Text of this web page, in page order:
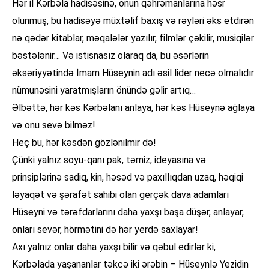
Hər il Kərbəla hadisəsinə, onun qəhrəmanlarına həsr
olunmuş, bu hadisəyə müxtəlif baxış və rəyləri əks etdirən
nə qədər kitablar, məqalələr yazılır, filmlər çəkilir, musiqilər
bəstələnir… Və istisnasız olaraq da, bu əsərlərin
əksəriyyətində İmam Hüseynin adı əsil lider necə olmalıdır
nümunəsini yaratmışların önündə gəlir artıq…
Əlbəttə, hər kəs Kərbəlanı anlaya, hər kəs Hüseynə ağlaya
və onu sevə bilməz!
Heç bu, hər kəsdən gözlənilmir də!
Çünki yalnız soyu-qanı pak, təmiz, ideyasına və
prinsiplərinə sadiq, kin, həsəd və paxıllıqdan uzaq, həqiqi
ləyaqət və şərafət sahibi olan gerçək dava adamları
Hüseyni və tərəfdarlarını daha yaxşı başa düşər, anlayar,
onları sevər, hörmətini də hər yerdə saxlayar!
Axı yalnız onlar daha yaxşı bilir və qəbul edirlər ki,
Kərbəlada yaşananlar təkcə iki ərəbin – Hüseynlə Yezidin